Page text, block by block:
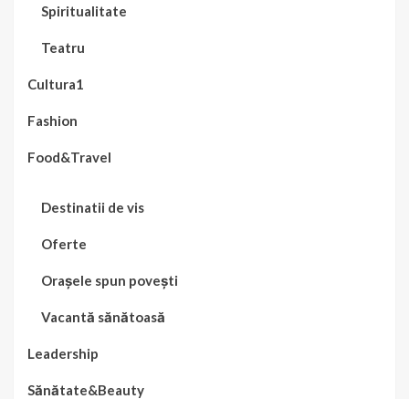
Spiritualitate
Teatru
Cultura1
Fashion
Food&Travel
Destinatii de vis
Oferte
Orașele spun povești
Vacantă sănătoasă
Leadership
Sănătate&Beauty